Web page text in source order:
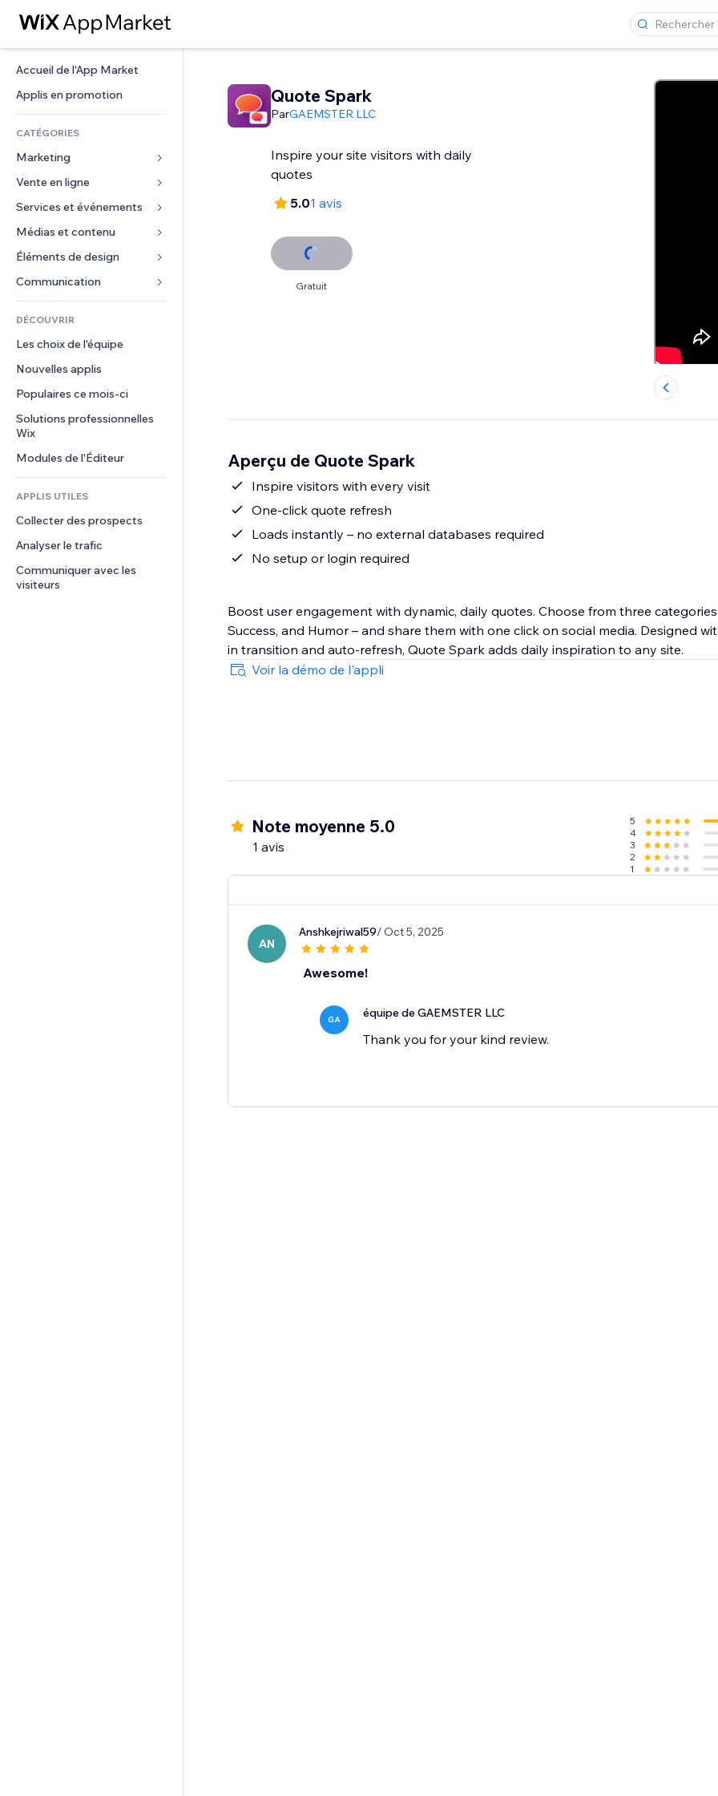
Accueil de l'App Market
Applis en promotion
CATÉGORIES
Marketing
Publicités
Mobile
Données analytiques
Réseaux sociaux
Classement de sites
E-mail
Vente en ligne
Applis pour les boutiques
Expédition et livraison
Boutons Vente
Comptabilité
Coupons et fidélisation
Solutions d'entreposage
Financement participatif
Alimentation et boissons
Services et événements
Hôtels
Événements
Restaurants
Immobilier
Réservations
Médias et contenu
Galerie
Musique
Podcasts
Photographie
Vidéo
PDF
Partage de fichiers
Actualités
Services de contenu
Effets de texte
Éléments de design
Cartes et navigation
Confidentialité
Horloge
Modèles de pages
Effets sur images
Boutons et menus
Bannières et badges
Calculateurs
Rechercher
Formulaires
Sondages
Chat
Commentaires
Téléphone
Communauté
Avis et commentaires
DÉCOUVRIR
Les choix de l'équipe
Nouvelles applis
Populaires ce mois‑ci
Solutions professionnelles
Wix
Modules de l'Éditeur
APPLIS UTILES
Collecter des prospects
Analyser le trafic
Communiquer avec les
visiteurs
Quote Spark
ParGAEMSTER LLC
Inspire your site visitors with daily
quotes
5.01 avis
Gratuit
Aperçu de Quote Spark
Inspire visitors with every visit
One-click quote refresh
Loads instantly – no external databases required
No setup or login required
Boost user engagement with dynamic, daily quotes. Choose from three
Success, and Humor – and share them with one click on social media. Designed
in transition and auto-refresh, Quote Spark adds daily inspiration to any site.
Voir la démo de l'appli
Note moyenne 5.0
1 avis
5
4
3
2
1
AN
Anshkejriwal59/ Oct 5, 2025
Awesome!
GA équipe de GAEMSTER LLC
Thank you for your kind review.